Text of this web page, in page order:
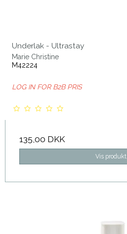
Underlak - Ultrastay
Marie Christine
M42224
LOG IN FOR B2B PRIS
135,00 DKK
Vis produkt